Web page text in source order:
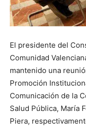
El presidente del
Comunidad
mantenido una
Promoción
Comunicación de la
Salud Pública, María
Piera,